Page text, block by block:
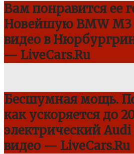
Вам понравится ее
Новейшую BMW M3
видео в
— LiveCars.Ru
Бесшумная мощь.
как ускоряется до
электрический
видео — LiveCars.Ru